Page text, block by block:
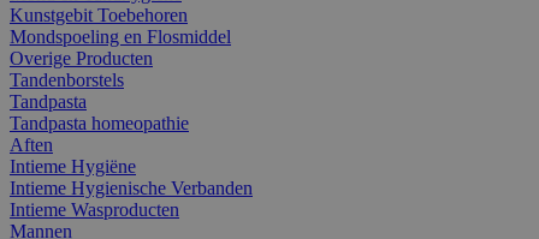
Kunstgebit Toebehoren
Mondspoeling en Flosmiddel
Overige Producten
Tandenborstels
Tandpasta
Tandpasta homeopathie
Aften
Intieme Hygiëne
Intieme Hygienische Verbanden
Intieme Wasproducten
Mannen